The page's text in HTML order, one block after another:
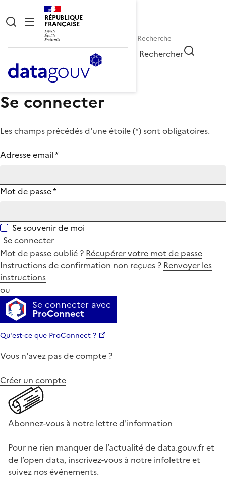
RÉPUBLIQUE
FRANÇAISE
Rechercher
Se connecter
Les champs précédés d'une étoile (*) sont obligatoires.
Adresse email*
Mot de passe*
Se souvenir de moi
Se connecter
Mot de passe oublié ? Récupérer votre mot de passe
Instructions de confirmation non reçues ? Renvoyer les
instructions
ou
Se connecter avec
ProConnect
Qu'est-ce que ProConnect ?
Vous n'avez pas de compte ?
Créer un compte
Abonnez-vous à notre lettre d'information
Pour ne rien manquer de l’actualité de data.gouv.fr et
de l’open data, inscrivez-vous à notre infolettre et
suivez nos événements.